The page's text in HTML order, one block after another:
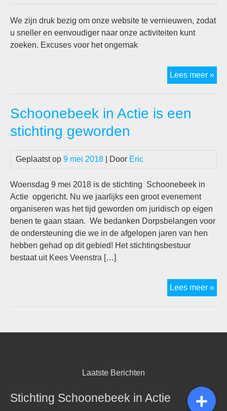
We zijn druk bezig om onze website te vernieuwen, zodat
u sneller en eenvoudiger naar onze activiteiten kunt
zoeken. Excuses voor het ongemak
Lees meer »Op
Schoonebeek in Actie is een
stichting geworden
Geplaatst op 9 mei 2018 | Door Eric
Woensdag 9 mei 2018 is de stichting Schoonebeek in
Actie opgericht. Nu we jaarlijks een groot evenement
organiseren was het tijd geworden om juridisch op eigen
benen te gaan staan. We bedanken Dorpsbelangen voor
de ondersteuning die we in de afgelopen jaren van hen
hebben gehad op dit gebied! Het stichtingsbestuur
bestaat uit Kees Veenstra […]
Lees meer »
in
Laatste Berichten
Stichting Schoonebeek in Actie